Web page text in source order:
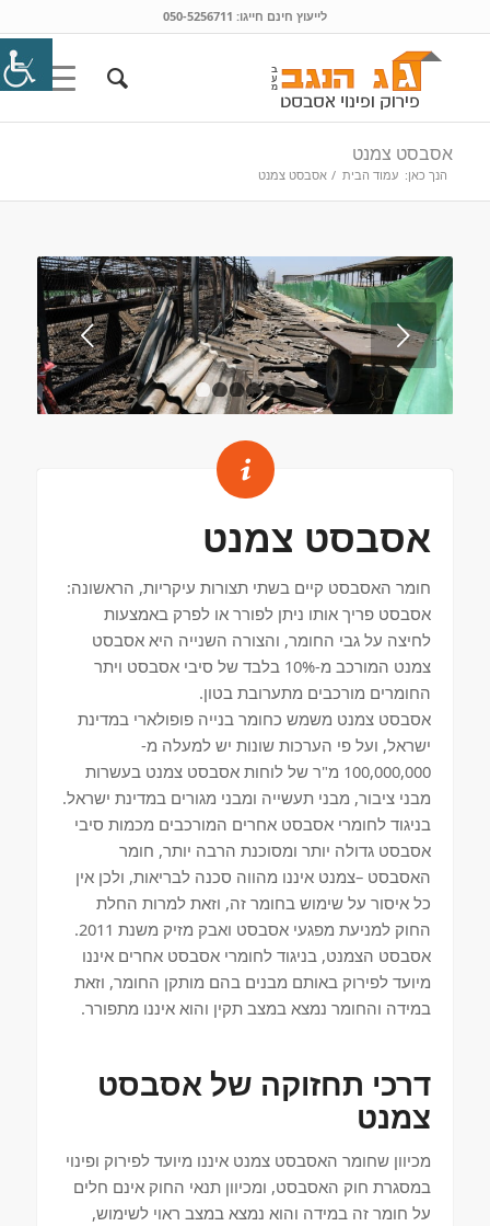
לייעוץ חינם חייגו: 050-5256711
אסבסט צמנט
הנך כאן: עמוד הבית / אסבסט צמנט
הקודם
1 2 4 5 6
אסבסט צמנט
חומר האסבסט קיים בשתי תצורות עיקריות, הראשונה:
אסבסט פריך אותו ניתן לפורר או לפרק באמצעות
לחיצה על גבי החומר, והצורה השנייה היא אסבסט
צמנט המורכב מ-10% בלבד של סיבי אסבסט ויתר
החומרים מורכבים מתערובת בטון.
אסבסט צמנט משמש כחומר בנייה פופולארי במדינת
ישראל, ועל פי הערכות שונות יש למעלה מ-
100,000,000 מ"ר של לוחות אסבסט צמנט בעשרות
מבני ציבור, מבני תעשייה ומבני מגורים במדינת ישראל.
בניגוד לחומרי אסבסט אחרים המורכבים מכמות סיבי
אסבסט גדולה יותר ומסוכנת הרבה יותר, חומר
האסבסט –צמנט איננו מהווה סכנה לבריאות, ולכן אין
כל איסור על שימוש בחומר זה, וזאת למרות החלת
החוק למניעת מפגעי אסבסט ואבק מזיק משנת 2011.
אסבסט הצמנט, בניגוד לחומרי אסבסט אחרים איננו
מיועד לפירוק באותם מבנים בהם מותקן החומר, וזאת
במידה והחומר נמצא במצב תקין והוא איננו מתפורר.
דרכי תחזוקה של אסבסט
צמנט
מכיוון שחומר האסבסט צמנט איננו מיועד לפירוק ופינוי
במסגרת חוק האסבסט, ומכיוון תנאי החוק אינם חלים
על חומר זה במידה והוא נמצא במצב ראוי לשימוש,